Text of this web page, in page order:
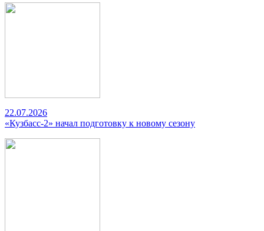
22.07.2026
«Кузбасс-2» начал подготовку к новому сезону